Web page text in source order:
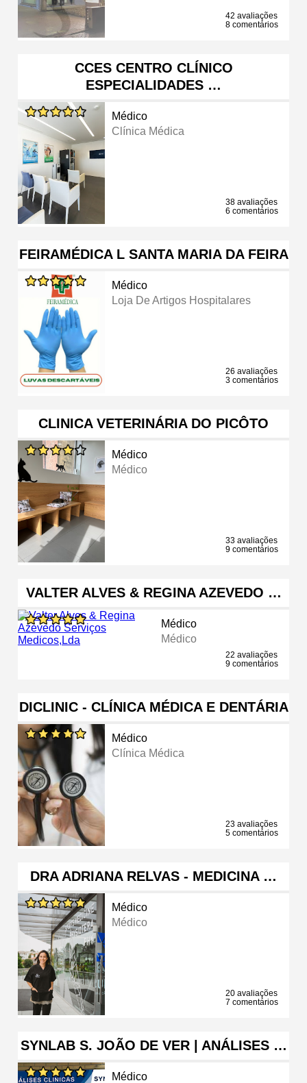
42 avaliações
8 comentários
CCES CENTRO CLÍNICO
ESPECIALIDADES …
Médico
Clínica Médica
38 avaliações
6 comentários
FEIRAMÉDICA L SANTA MARIA DA FEIRA
Médico
Loja De Artigos Hospitalares
26 avaliações
3 comentários
CLINICA VETERINÁRIA DO PICÔTO
Médico
Médico
33 avaliações
9 comentários
VALTER ALVES & REGINA AZEVEDO …
Médico
Médico
22 avaliações
9 comentários
DICLINIC - CLÍNICA MÉDICA E DENTÁRIA
Médico
Clínica Médica
23 avaliações
5 comentários
DRA ADRIANA RELVAS - MEDICINA …
Médico
Médico
20 avaliações
7 comentários
SYNLAB S. JOÃO DE VER | ANÁLISES …
Médico